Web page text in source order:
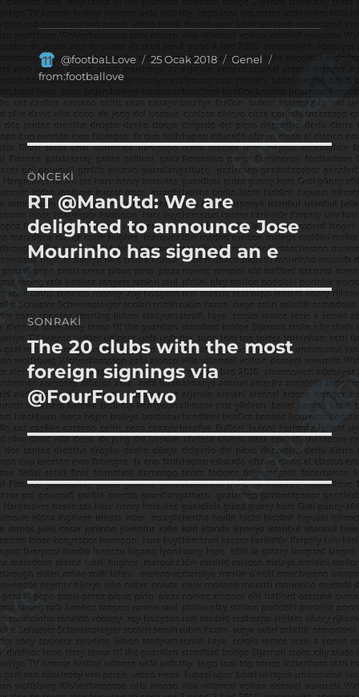
Yazar
@footbaLLove
Yayın
25 Ocak 2018 Kategoriler
Genel
Etiketler
from:footballove
Yazı
gezinmesi
ÖNCEKI
Önceki
yazı:
RT @ManUtd: We are
delighted to announce Jose
Mourinho has signed an e
SONRAKI
Sonraki
yazı:
The 20 clubs with the most
foreign signings via
@FourFourTwo